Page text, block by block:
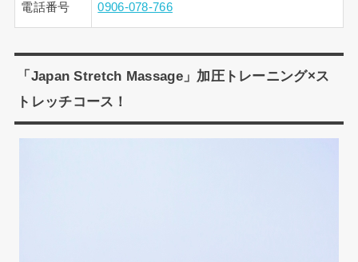
電話番号 0906-078-766
「Japan Stretch Massage」加圧トレーニング×ス
トレッチコース！